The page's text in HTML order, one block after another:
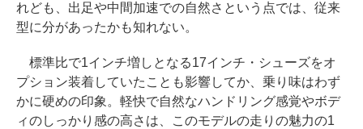
れども、出足や中間加速での自然さという点では、従来
型に分があったかも知れない。
標準比で1インチ増しとなる17インチ・シューズをオ
プション装着していたことも影響してか、乗り味はわず
かに硬めの印象。軽快で自然なハンドリング感覚やボデ
ィのしっかり感の高さは、このモデルの走りの魅力の1